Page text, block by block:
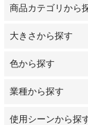
商品カテゴリから
大きさから探す
色から探す
業種から探す
使用シーンから探